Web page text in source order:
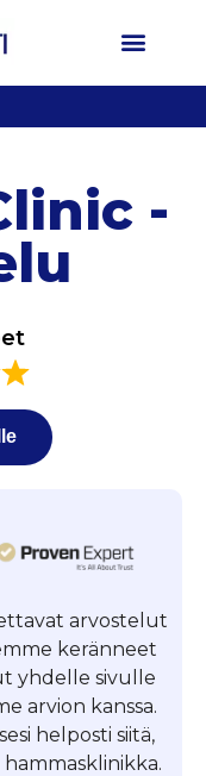
-
arvostelut
keränneet
yhdelle sivulle
arvion kanssa.
helposti siitä,